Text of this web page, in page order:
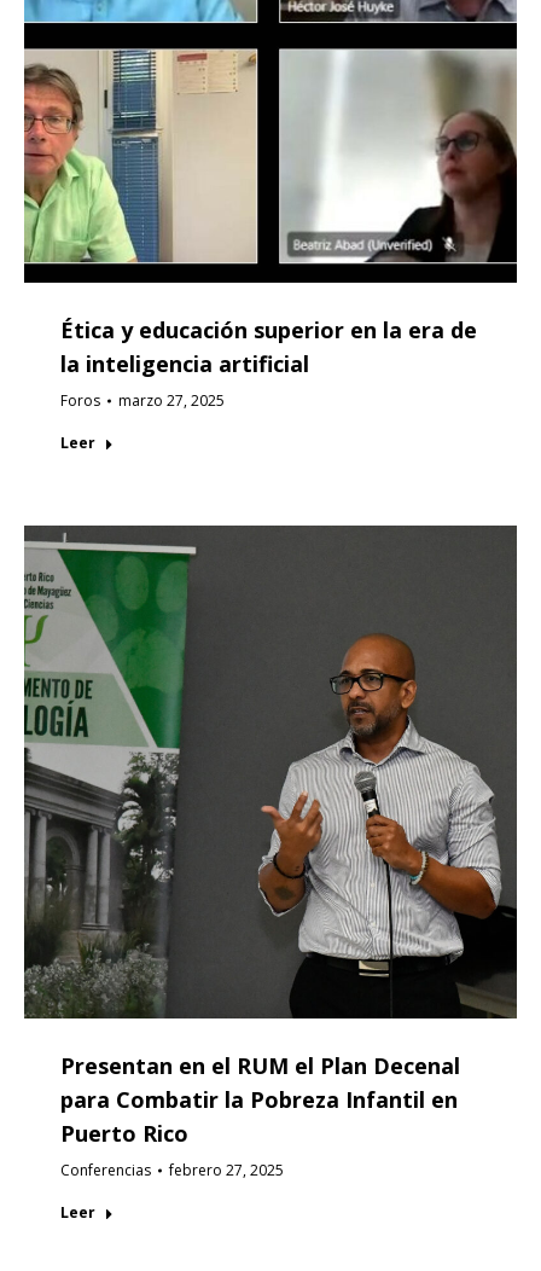
Ética y educación superior en la era de
la inteligencia artificial
Foros marzo 27, 2025
Leer
Presentan en el RUM el Plan Decenal
para Combatir la Pobreza Infantil en
Puerto Rico
Conferencias febrero 27, 2025
Leer